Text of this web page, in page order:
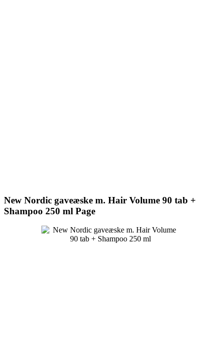
New Nordic gaveæske m. Hair Volume 90 tab +
Shampoo 250 ml Page